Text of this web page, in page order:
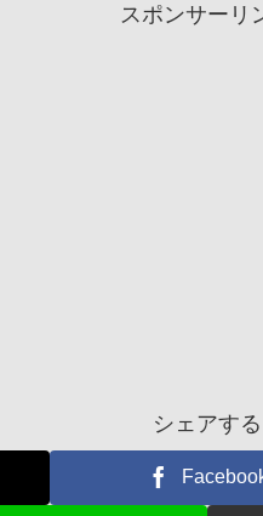
スポンサーリ
シェアする